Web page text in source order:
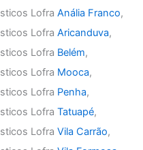
LofraAnália Franco,
LofraAricanduva,
Lofra Belém,
Lofra Mooca,
Lofra Penha,
LofraTatuapé,
LofraVila Carrão,